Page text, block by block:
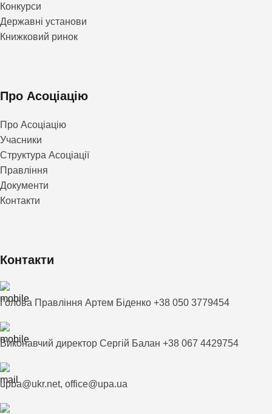
Конкурси
Державні установи
Книжковий ринок
Про Асоціацію
Про Асоціацію
Учасники
Структура Асоціації
Правління
Документи
Контакти
Контакти
Голова Правління Артем Біденко +38 050 3779454
Виконавчий директор Сергій Балан +38 067 4429754
upba@ukr.net, office@upa.ua